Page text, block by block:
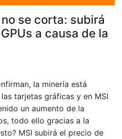
se corta: subirá
a causa de la
la minería está
tarjetas gráficas y en MSI
un aumento de la
todo ello gracias a la
MSI subirá el precio de